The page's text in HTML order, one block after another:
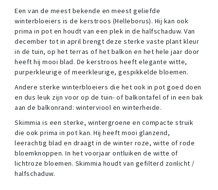
Een van de meest bekende en meest geliefde
winterbloeiers is de kerstroos (Helleborus). Hij kan ook
prima in pot en houdt van een plek in de halfschaduw. Van
december tot in april brengt deze sterke vaste plant kleur
in de tuin, op het terras of het balkon en het hele jaar door
heeft hij mooi blad. De kerstroos heeft elegante witte,
purperkleurige of meerkleurige, gespikkelde bloemen.
Andere sterke winterbloeiers die het ook in pot goed doen
en dus leuk zijn voor op de tuin- of balkontafel of in een bak
aan de balkonrand: winterviool en winterheide.
Skimmia is een sterke, wintergroene en compacte struik
die ook prima in pot kan. Hij heeft mooi glanzend,
leerachtig blad en draagt in de winter roze, witte of rode
bloemknoppen. In het voorjaar ontluiken de witte of
lichtroze bloemen. Skimmia houdt van gefilterd zonlicht /
halfschaduw.